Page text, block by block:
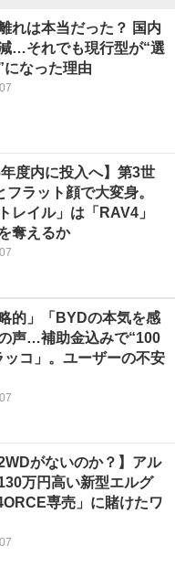
れは本当だった？ 国内
…それでも現行型が“選
になった理由
年度内に投入へ】第3世
ラット顔で大変身。
レイル」は「RAV4」
奪えるか
的」「BYDの本気を感
声…補助金込みで“100
ッコ」。ユーザーの不安
がないのか？】アル
万円高い新型エルグ
専売」に賭けたワ